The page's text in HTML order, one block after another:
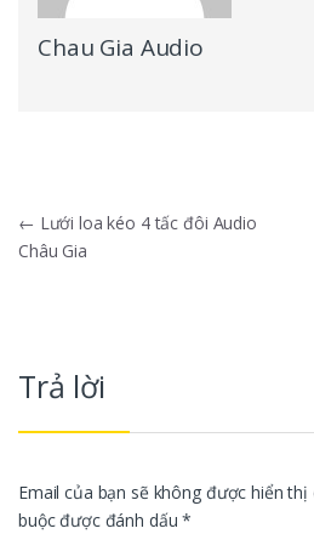
Chau Gia Audio
Điều hướng bài
← Lưới loa kéo 4 tấc đôi Audio
Châu Gia
Trả lời
Email của bạn sẽ không được hiển thị
buộc được đánh dấu*